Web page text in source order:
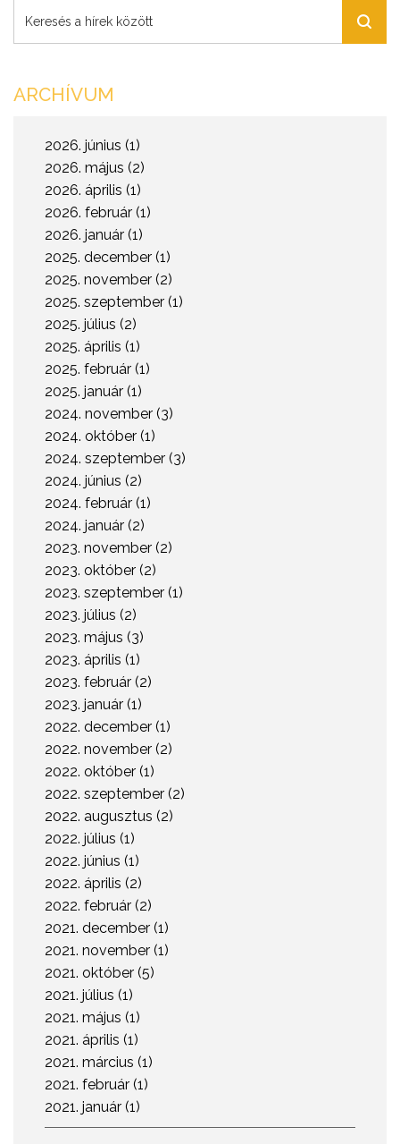
ARCHÍVUM
2026. június (1)
2026. május (2)
2026. április (1)
2026. február (1)
2026. január (1)
2025. december (1)
2025. november (2)
2025. szeptember (1)
2025. július (2)
2025. április (1)
2025. február (1)
2025. január (1)
2024. november (3)
2024. október (1)
2024. szeptember (3)
2024. június (2)
2024. február (1)
2024. január (2)
2023. november (2)
2023. október (2)
2023. szeptember (1)
2023. július (2)
2023. május (3)
2023. április (1)
2023. február (2)
2023. január (1)
2022. december (1)
2022. november (2)
2022. október (1)
2022. szeptember (2)
2022. augusztus (2)
2022. július (1)
2022. június (1)
2022. április (2)
2022. február (2)
2021. december (1)
2021. november (1)
2021. október (5)
2021. július (1)
2021. május (1)
2021. április (1)
2021. március (1)
2021. február (1)
2021. január (1)